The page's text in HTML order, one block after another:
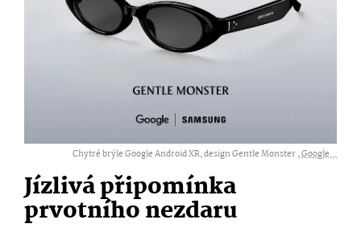
Chytré brýle Google Android XR, design Gentle Monster ,Google...
Jízlivá připomínka
prvotního nezdaru